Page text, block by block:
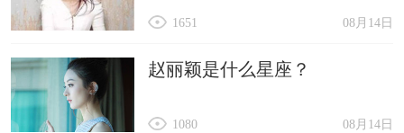
08月14日
1651
赵丽颖是什么星座？
08月14日
1080